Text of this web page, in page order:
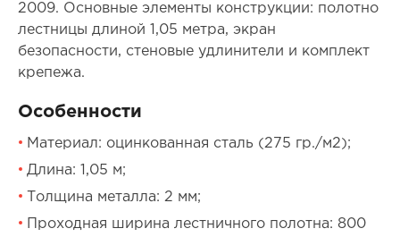
2009. Основные элементы конструкции: полотно
лестницы длиной 1,05 метра, экран
безопасности, стеновые удлинители и комплект
крепежа.
Особенности
Материал: оцинкованная сталь (275 гр./м2);
Длина: 1,05 м;
Толщина металла: 2 мм;
Проходная ширина лестничного полотна: 800